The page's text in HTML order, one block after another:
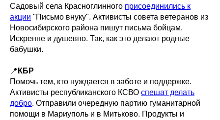
Садовый села Красноглинного присоединились к
акции "Письмо внуку". Активисты совета ветеранов из
Новосибирского района пишут письма бойцам.
Искренне и душевно. Так, как это делают родные
бабушки.
📍 КБР
Помочь тем, кто нуждается в заботе и поддержке.
Активисты республиканского КСВО спешат делать
добро. Отправили очередную партию гуманитарной
помощи в Мариуполь и в Митьково. Продукты и